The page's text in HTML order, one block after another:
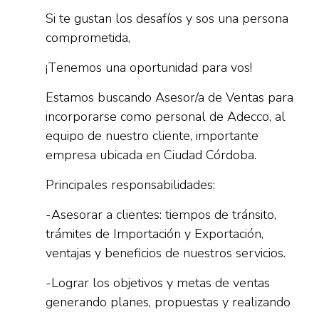
Si te gustan los desafíos y sos una persona
comprometida,
¡Tenemos una oportunidad para vos!
Estamos buscando Asesor/a de Ventas para
incorporarse como personal de Adecco, al
equipo de nuestro cliente, importante
empresa ubicada en Ciudad Córdoba.
Principales responsabilidades:
-Asesorar a clientes: tiempos de tránsito,
trámites de Importación y Exportación,
ventajas y beneficios de nuestros servicios.
-Lograr los objetivos y metas de ventas
generando planes, propuestas y realizando